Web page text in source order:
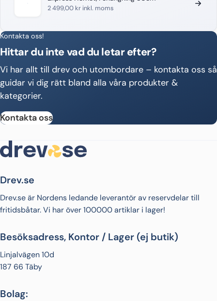
2 499,00 kr inkl. moms
Kontakta oss!
Hittar du inte vad du letar efter?
Vi har allt till drev och utombordare – kontakta oss så
guidar vi dig rätt bland alla våra produkter &
kategorier.
Kontakta oss
Drev.se
Drev.se är Nordens ledande leverantör av reservdelar till
fritidsbåtar. Vi har över 100000 artiklar i lager!
Besöksadress, Kontor / Lager (ej butik)
Linjalvägen 10d
187 66 Täby
Bolag: